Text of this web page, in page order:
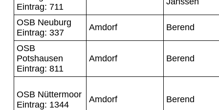
Eintrag: 711
OSB Neuburg
Eintrag: 337
Amdorf Berend
OSB
Potshausen
Eintrag: 811
Amdorf Berend
OSB Nüttermoor
Eintrag: 1344
Amdorf Berend